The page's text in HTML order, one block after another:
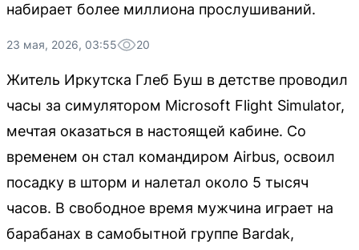
набирает более миллиона прослушиваний.
23 мая, 2026, 03:55 20
Житель Иркутска Глеб Буш в детстве проводил
часы за симулятором Microsoft Flight Simulator,
мечтая оказаться в настоящей кабине. Со
временем он стал командиром Airbus, освоил
посадку в шторм и налетал около 5 тысяч
часов. В свободное время мужчина играет на
барабанах в самобытной группе Bardak,